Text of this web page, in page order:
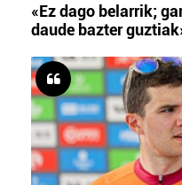
«Ez dago belarrik;
daude bazter